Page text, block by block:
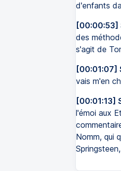
d'enfants
[00:00:53]
des
s'agit de
[00:01:07]
vais m'en
[00:01:13]
l'émoi aux
Nomm, qui